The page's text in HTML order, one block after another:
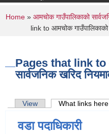
You are here
Home » आमचोक गाउँपालिकाको
link to आमचोक
Pages that link to
सार्वजनिक खरिद
Primary tabs
View What links here
वडा पदाधिकारी